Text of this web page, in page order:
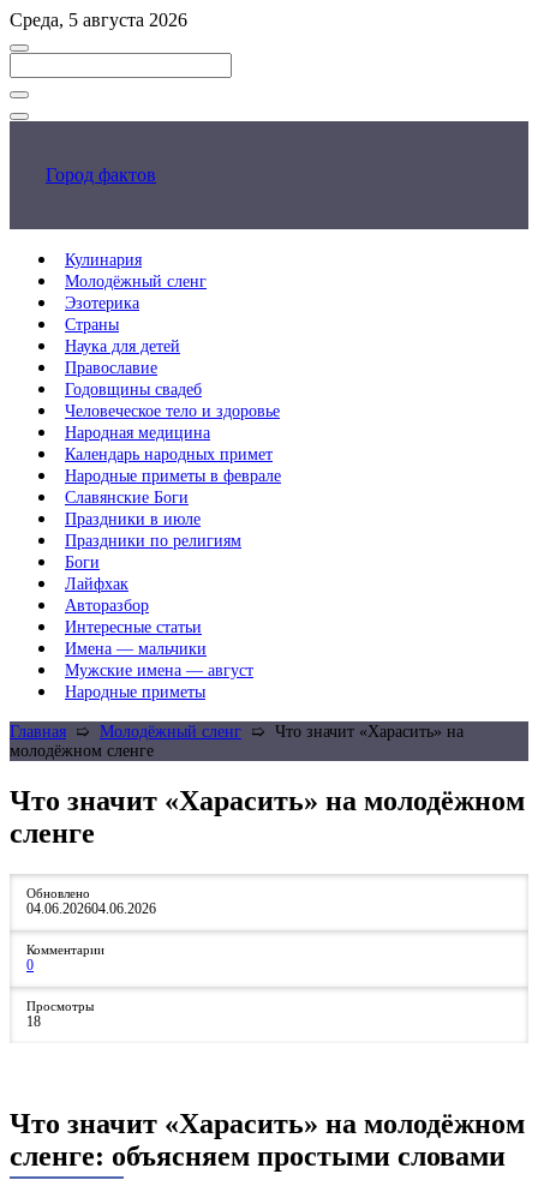
Перейти
к
контенту
Среда, 5 августа 2026
Закрыть
Город фактов
Кулинария
Молодёжный сленг
Эзотерика
Страны
Наука для детей
Православие
Годовщины свадеб
Человеческое тело и здоровье
Народная медицина
Календарь народных примет
Народные приметы в феврале
Славянские Боги
Праздники в июле
Праздники по религиям
Боги
Лайфхак
Авторазбор
Интересные статьи
Имена — мальчики
Мужские имена — август
Народные приметы
Главная ➯ Молодёжный сленг ➯ Что значит «Харасить» на
молодёжном сленге
Что значит «Харасить» на молодёжном
сленге
Обновлено
04.06.202604.06.2026
Комментарии
0
Просмотры
18
Что значит «Харасить» на молодёжном
сленге: объясняем простыми словами